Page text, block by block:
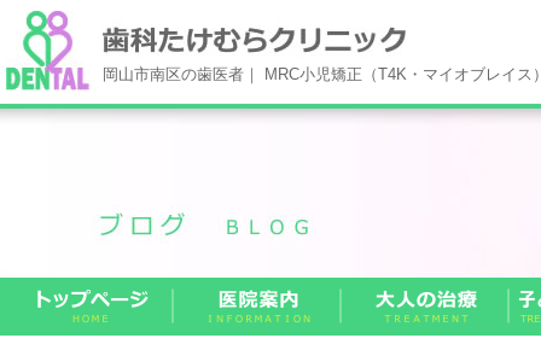
岡山市南区の歯医者｜ MRC小児矯正（T4K・マイオブレイ